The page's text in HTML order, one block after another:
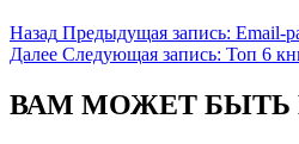
Назад Предыдущая запись: Email-
Далее Следующая запись: Топ 6
ВАМ МОЖЕТ БЫТЬ